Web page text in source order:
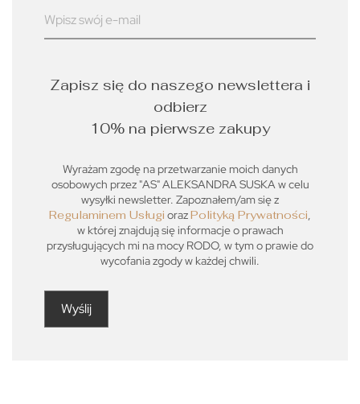
Zapisz się do naszego newslettera i
odbierz
10% na pierwsze zakupy
Wyrażam zgodę na przetwarzanie moich danych
osobowych przez "AS" ALEKSANDRA SUSKA w celu
wysyłki newsletter. Zapoznałem/am się z
Regulaminem Usługi orazPolityką Prywatności,
w której znajdują się informacje o prawach
przysługujących mi na mocy RODO, w tym o prawie do
wycofania zgody w każdej chwili.